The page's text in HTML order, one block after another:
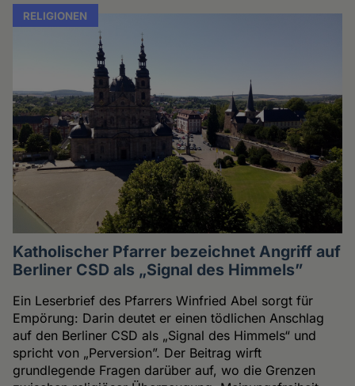
RELIGIONEN
Katholischer Pfarrer bezeichnet Angriff auf
Berliner CSD als „Signal des Himmels”
Ein Leserbrief des Pfarrers Winfried Abel sorgt für
Empörung: Darin deutet er einen tödlichen Anschlag
auf den Berliner CSD als „Signal des Himmels“ und
spricht von „Perversion”. Der Beitrag wirft
grundlegende Fragen darüber auf, wo die Grenzen